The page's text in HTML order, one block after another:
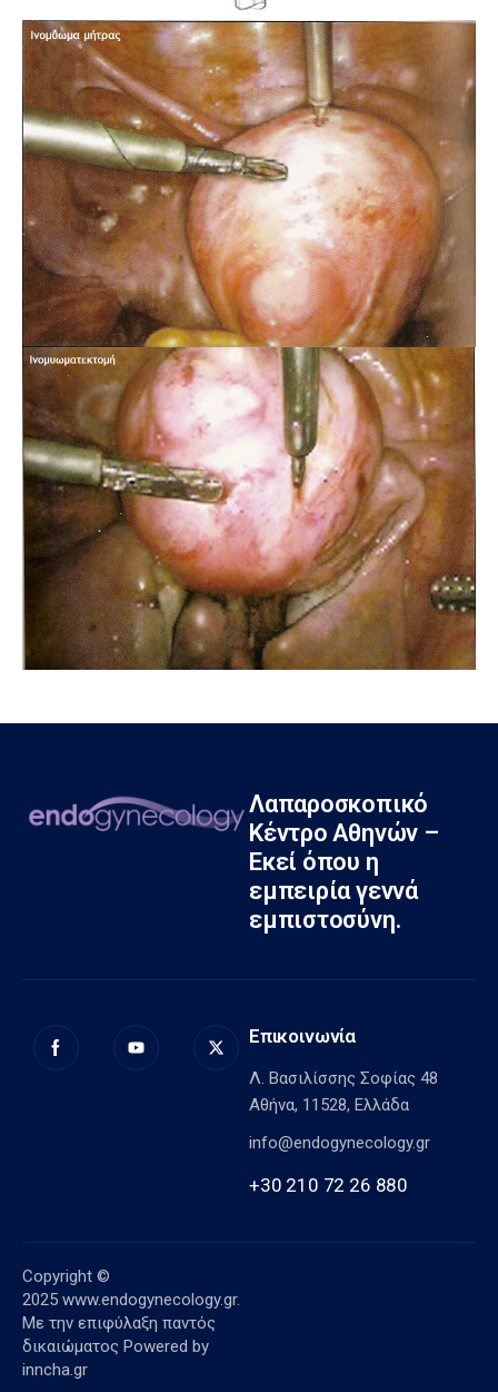
Λαπαροσκοπικό
Κέντρο Αθηνών –
Εκεί όπου η
εμπειρία γεννά
εμπιστοσύνη.
Επικοινωνία
Λ. Βασιλίσσης Σοφίας 48
Αθήνα, 11528, Ελλάδα
info@endogynecology.gr
+30 210 72 26 880
Copyright ©
2025 www.endogynecology.gr.
Με την επιφύλαξη παντός
δικαιώματος Powered by
inncha.gr